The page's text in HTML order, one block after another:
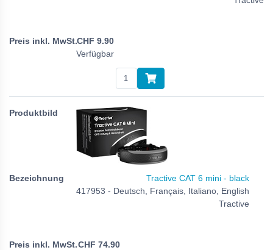
CHF 9.90
Verfügbar
Tractive CAT 6 mini - black
417953 - Deutsch, Français, Italiano, English
Tractive
CHF 74.90